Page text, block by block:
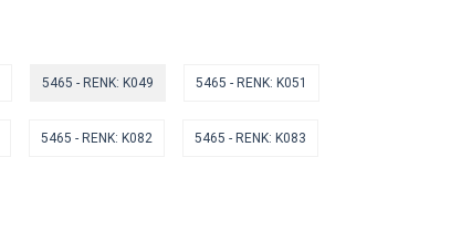
5465 - RENK: K049 5465 - RENK: K051
5465 - RENK: K082 5465 - RENK: K083